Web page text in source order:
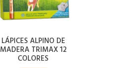
LÁPICES ALPINO DE
MADERA TRIMAX 12
COLORES